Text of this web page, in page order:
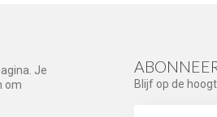
Je
om
Blijf op de